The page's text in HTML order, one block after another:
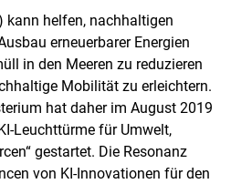
kann helfen, nachhaltigen
erneuerbarer Energien
in den Meeren zu reduzieren
Mobilität zu erleichtern.
hat daher im August 2019
Leuchttürme für Umwelt,
gestartet. Die Resonanz
von KI-Innovationen für den